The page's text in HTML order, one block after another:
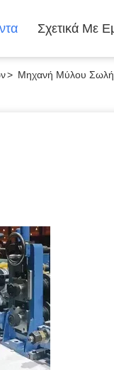
Σχετικά Με
> Μηχανή Μύλου